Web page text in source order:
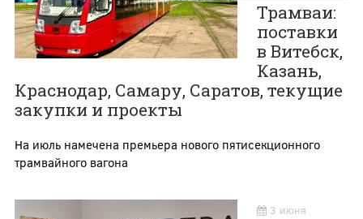
Трамваи:
поставки
в Витебск,
Казань,
Краснодар, Самару, Саратов, текущие
закупки и проекты
На июль намечена премьера нового пятисекционного
трамвайного вагона
3 июня